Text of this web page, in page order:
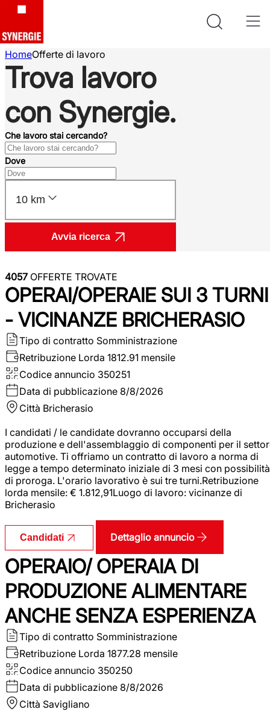
HomeOfferte di lavoro
Trova lavoro
con Synergie.
Che lavoro stai cercando?
Dove
10 km
Avvia ricerca
4057 OFFERTE TROVATE
OPERAI/OPERAIE SUI 3 TURNI
- VICINANZE BRICHERASIO
Tipo di contratto Somministrazione
Retribuzione Lorda 1812.91 mensile
Codice annuncio 350251
Data di pubblicazione 8/8/2026
Città Bricherasio
I candidati / le candidate dovranno occuparsi della
produzione e dell'assemblaggio di componenti per il
automotive. Ti offriamo un contratto di lavoro a norma di
legge a tempo determinato iniziale di 3 mesi con possibilità
di proroga. L'orario lavorativo è sui tre turni.Retribuzione
lorda mensile: € 1.812,91Luogo di lavoro: vicinanze di
Bricherasio
Candidati Dettaglio annuncio
OPERAIO/ OPERAIA DI
PRODUZIONE ALIMENTARE
ANCHE SENZA ESPERIENZA
Tipo di contratto Somministrazione
Retribuzione Lorda 1877.28 mensile
Codice annuncio 350250
Data di pubblicazione 8/8/2026
Città Savigliano